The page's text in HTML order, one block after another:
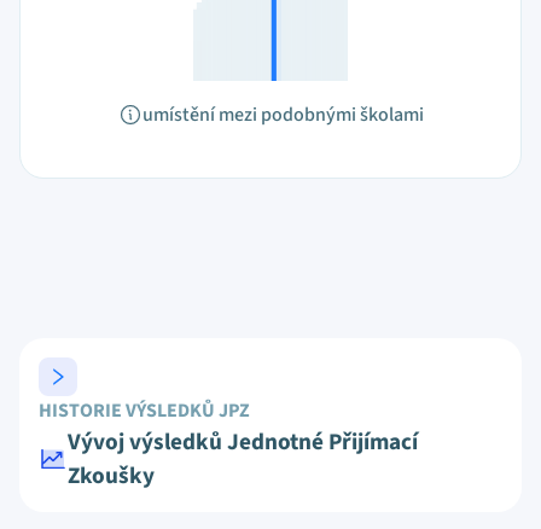
umístění mezi podobnými školami
HISTORIE VÝSLEDKŮ JPZ
Vývoj výsledků Jednotné Přijímací
Zkoušky